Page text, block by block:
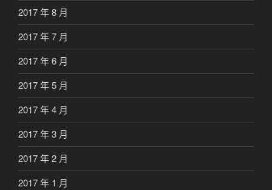
2017 年 8 月
2017 年 7 月
2017 年 6 月
2017 年 5 月
2017 年 4 月
2017 年 3 月
2017 年 2 月
2017 年 1 月